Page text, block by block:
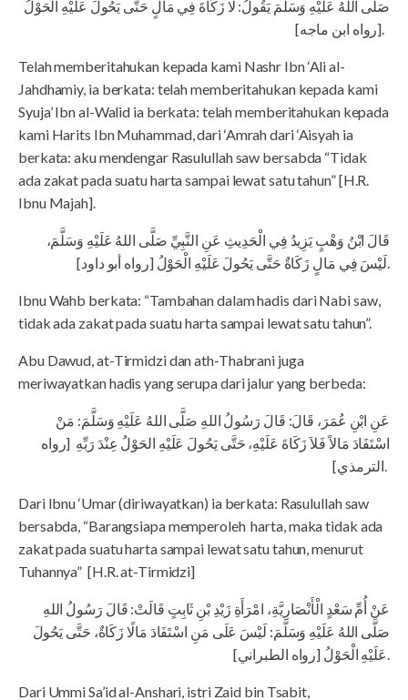
صَلَّى اللهُ عَلَيْهِ وَسَلَّمَ يَقُولُ: لَا زَكَاةَ فِي مَالٍ حَتَّى يَحُولَ عَلَيْهِ الْحَوْلُ
[رواه ابن ماجه].
Telah memberitahukan kepada kami Nashr Ibn ‘Ali al-
Jahdhamiy, ia berkata: telah memberitahukan kepada kami
Syuja’ Ibn al-Walid ia berkata: telah memberitahukan kepada
kami Harits Ibn Muhammad, dari ‘Amrah dari ‘Aisyah ia
berkata: aku mendengar Rasulullah saw bersabda “Tidak
ada zakat pada suatu harta sampai lewat satu tahun” [H.R.
Ibnu Majah].
قَالَ ابْنُ وَهْبٍ يَزِيدُ فِي الْحَدِيثِ عَنِ النَّبِيِّ صَلَّى اللهُ عَلَيْهِ وَسَلَّمَ،
لَيْسَ فِي مَالٍ زَكَاةٌ حَتَّى يَحُولَ عَلَيْهِ الْحَوْلُ [رواه أبو داود].
Ibnu Wahb berkata: “Tambahan dalam hadis dari Nabi saw,
tidak ada zakat pada suatu harta sampai lewat satu tahun”.
Abu Dawud, at-Tirmidzi dan ath-Thabrani juga
meriwayatkan hadis yang serupa dari jalur yang berbeda:
عَنِ ابْنِ عُمَرَ، قَالَ: قَالَ رَسُولُ اللهِ صَلَّى اللهُ عَلَيْهِ وَسَلَّمَ: مَنْ
اسْتَفَادَ مَالاً فَلاَ زَكَاةَ عَلَيْهِ، حَتَّى يَحُولَ عَلَيْهِ الحَوْلُ عِنْدَ رَبِّهِ [رواه
الترمذي].
Dari Ibnu ‘Umar (diriwayatkan) ia berkata: Rasulullah saw
bersabda, “Barangsiapa memperoleh harta, maka tidak ada
zakat pada suatu harta sampai lewat satu tahun, menurut
Tuhannya” [H.R. at-Tirmidzi]
عَنْ أُمِّ سَعْدٍ الْأَنْصَارِيَّةِ، امْرَأَةِ زَيْدِ بْنِ ثَابِتٍ قَالَتْ: قَالَ رَسُولُ اللهِ
صَلَّى اللهُ عَلَيْهِ وَسَلَّمَ: لَيْسَ عَلَى مَنِ اسْتَفَادَ مَالًا زَكَاةٌ، حَتَّى يَحُولَ
عَلَيْهِ الْحَوْلُ [رواه الطبراني].
Dari Ummi Sa’id al-Anshari, istri Zaid bin Tsabit,